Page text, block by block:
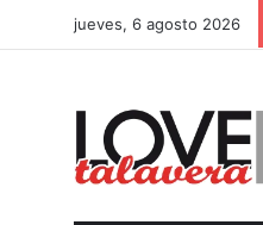
jueves, 6 agosto 2026